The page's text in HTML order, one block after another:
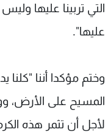
التي تربينا عليها
عليها".
وختم مؤكدا أننا
المسيح على الأرض،
لأجل أن تثمر هذه